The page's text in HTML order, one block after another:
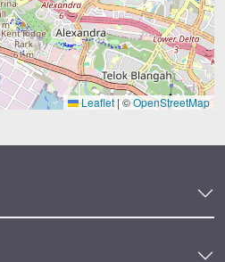
Leaflet | ©OpenStreetMap